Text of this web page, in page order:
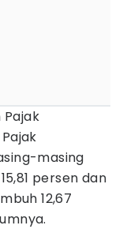
masing
persen dan
12,67